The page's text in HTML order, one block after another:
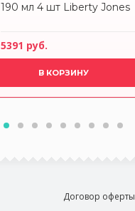
190 мл 4 шт Liberty Jones
5391 руб.
В КОРЗИНУ
Договор оферты